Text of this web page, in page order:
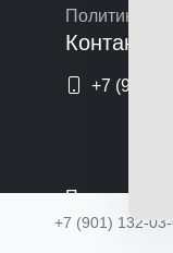
+7 (901) 132-
Политика
Контакты
+7 (901)
Принимаем